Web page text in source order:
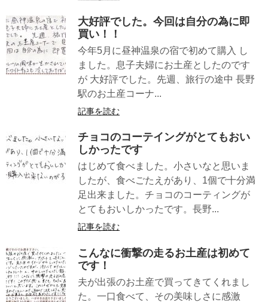
大好評でした。今回は自分の為に即
買い！！
今年5月に昼神温泉の宿で初めて購入 し
ました。息子夫婦にお土産としたのです
が 大好評でした。先週、旅行の途中 長野
駅のお土産コーナ...
記事を読む
チョコのコーテイングがとてもおい
しかったです
はじめて食べました。小さいなと思いま
したが、食べごたえがあり、1個で十分満
足出来ました。チョコのコーティングが
とてもおいしかったです。長野...
記事を読む
こんなに衝撃の走るお土産は初めて
です！
夫が出張のお土産で買ってきてくれまし
た。一口食べて、その美味しさに感激